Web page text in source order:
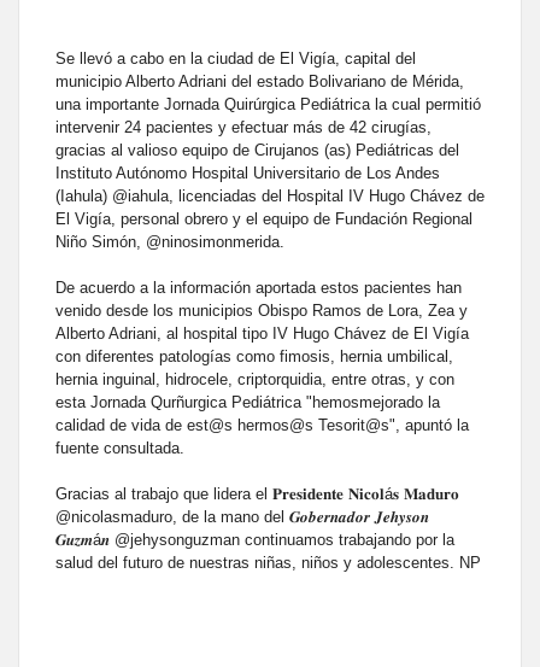
Se llevó a cabo en la ciudad de El Vigía, capital del
municipio Alberto Adriani del estado Bolivariano de Mérida,
una importante Jornada Quirúrgica Pediátrica la cual permitió
intervenir 24 pacientes y efectuar más de 42 cirugías,
gracias al valioso equipo de Cirujanos (as) Pediátricas del
Instituto Autónomo Hospital Universitario de Los Andes
(Iahula) @iahula, licenciadas del Hospital IV Hugo Chávez de
El Vigía, personal obrero y el equipo de Fundación Regional
Niño Simón, @ninosimonmerida.
De acuerdo a la información aportada estos pacientes han
venido desde los municipios Obispo Ramos de Lora, Zea y
Alberto Adriani, al hospital tipo IV Hugo Chávez de El Vigía
con diferentes patologías como fimosis, hernia umbilical,
hernia inguinal, hidrocele, criptorquidia, entre otras, y con
esta Jornada Qurñurgica Pediátrica "hemosmejorado la
calidad de vida de est@s hermos@s Tesorit@s", apuntó la
fuente consultada.
Gracias al trabajo que lidera el 𝐏𝐫𝐞𝐬𝐢𝐝𝐞𝐧𝐭𝐞 𝐍𝐢𝐜𝐨𝐥á𝐬 𝐌𝐚𝐝𝐮𝐫𝐨
@nicolasmaduro, de la mano del 𝑮𝒐𝒃𝒆𝒓𝒏𝒂𝒅𝒐𝒓 𝑱𝒆𝒉𝒚𝒔𝒐𝒏
𝑮𝒖𝒛𝒎á𝒏 @jehysonguzman continuamos trabajando por la
salud del futuro de nuestras niñas, niños y adolescentes. NP